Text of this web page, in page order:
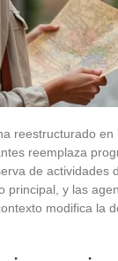
reestructurado
reemplaza
de actividades
principal, y las
modifica la